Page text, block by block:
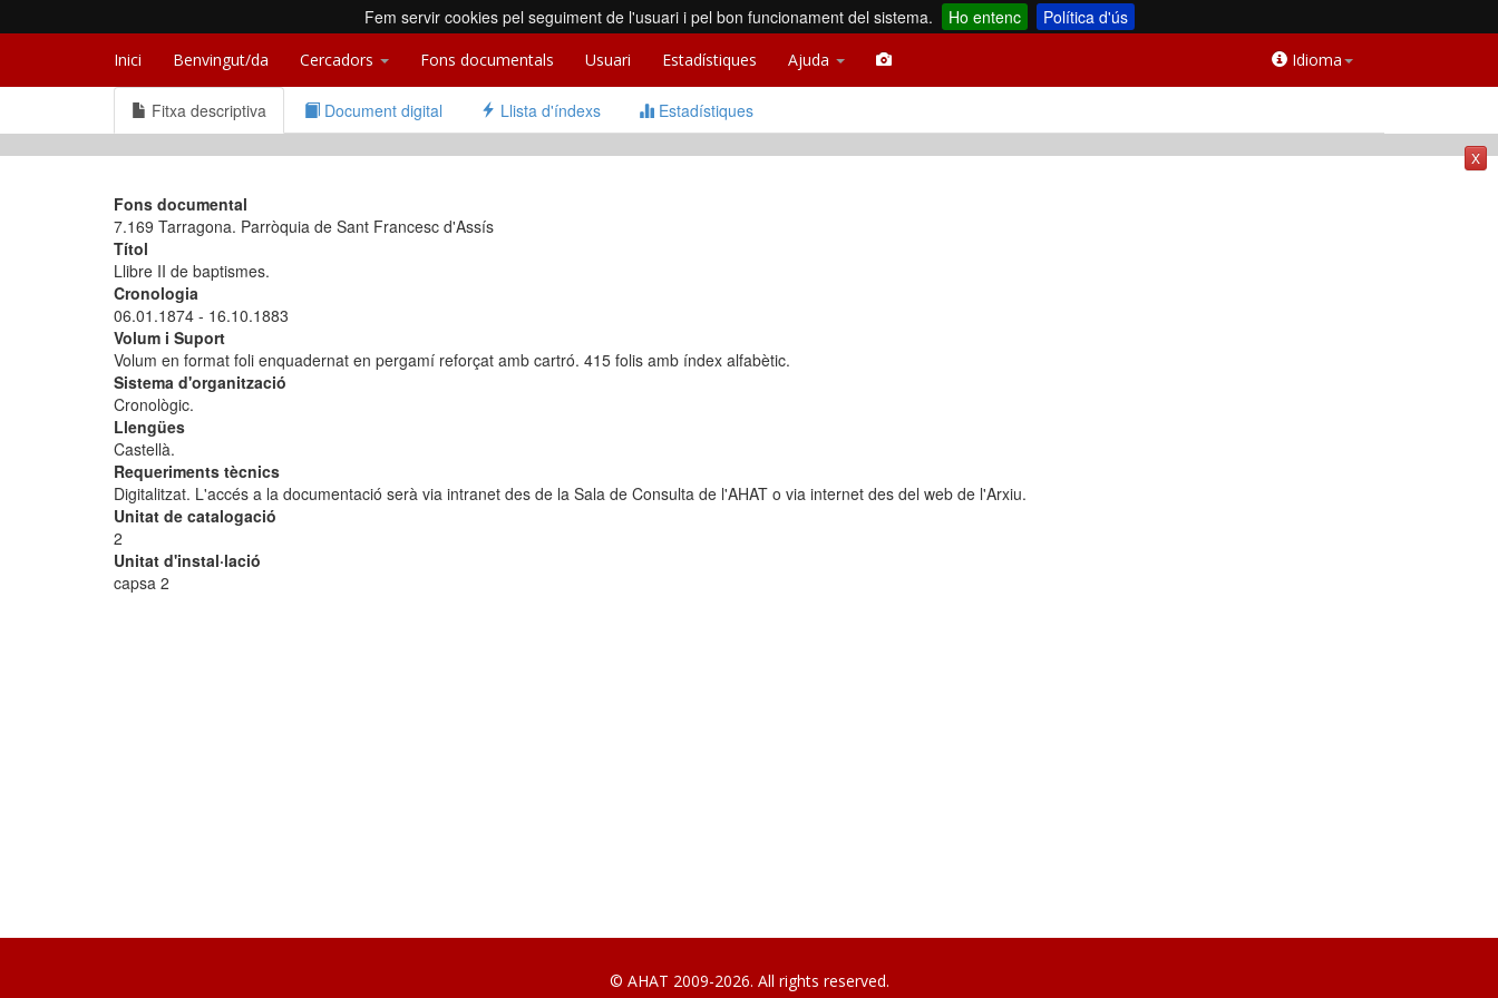
Fem servir cookies pel seguiment de l'usuari i pel bon funcionament del sistema. Ho entenc Política d'ús
Inici Benvingut/da Cercadors Fons documentals Usuari Estadístiques Ajuda Idioma
Fitxa descriptiva Document digital Llista d'índexs Estadístiques
X
Fons documental
7.169 Tarragona. Parròquia de Sant Francesc d'Assís
Títol
Llibre II de baptismes.
Cronologia
06.01.1874 - 16.10.1883
Volum i Suport
Volum en format foli enquadernat en pergamí reforçat amb cartró. 415 folis amb índex alfabètic.
Sistema d'organització
Cronològic.
Llengües
Castellà.
Requeriments tècnics
Digitalitzat. L'accés a la documentació serà via intranet des de la Sala de Consulta de l'AHAT o via internet des del web de l'Arxiu.
Unitat de catalogació
2
Unitat d'instal·lació
capsa 2
© AHAT 2009-2026. All rights reserved.